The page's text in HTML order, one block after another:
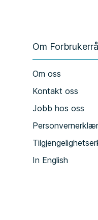
Om
Om oss
Kontakt oss
Jobb hos oss
In English